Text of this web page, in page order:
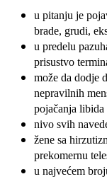
u pitanju je
brade, grudi,
u predelu
prisustvo
može da dodje
nepravilnih
pojačanja libida
nivo svih
žene sa
prekomernu
u najvećem